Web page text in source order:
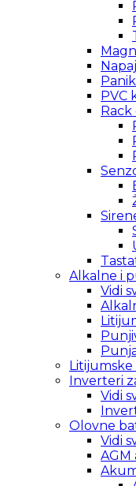
PVC
Rack
Alkalne i
Vidi
Litijumske
Inverteri
Vidi
Olovne
Vidi